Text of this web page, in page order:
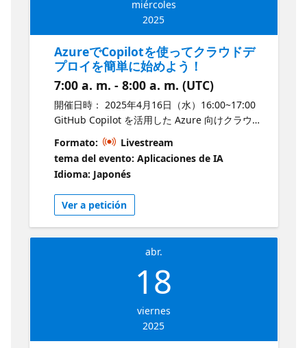
miércoles
2025
AzureでCopilotを使ってクラウドデ
プロイを簡単に始めよう！
7:00 a. m. - 8:00 a. m. (UTC)
開催日時： 2025年4月16日（水）16:00~17:00
GitHub Copilot を活用した Azure 向けクラウド
デプロイメントの学習を通じて、クラウド活用
の成功へと導きます。このセッションでは、ま
ずクラウド開発の基盤を固め、コードの効率を
飛躍的に向上させる方法を学びます。その後、
Azure の強力なスケーラビリティを活かし、ス
ムーズかつ自動化されたアプリケーションのデ
プロイ手法を習得します。 さらに、運用フェー
ズでは、パフォーマンスの最適化やエラー発生
時のトラブルシューティングの高度なテクニッ
クを解説し、安定したアプリケーションの維持
を実現します。GitHub Copilot を開発の頼れる
アプリの設計から管理までを自信を持って進め
ることができ、クラウド開発のスキルを次のレ
Formato:
Livestream
tema del evento: Aplicaciones de IA
Idioma: Japonés
Ver a petición
abr.
18
viernes
2025